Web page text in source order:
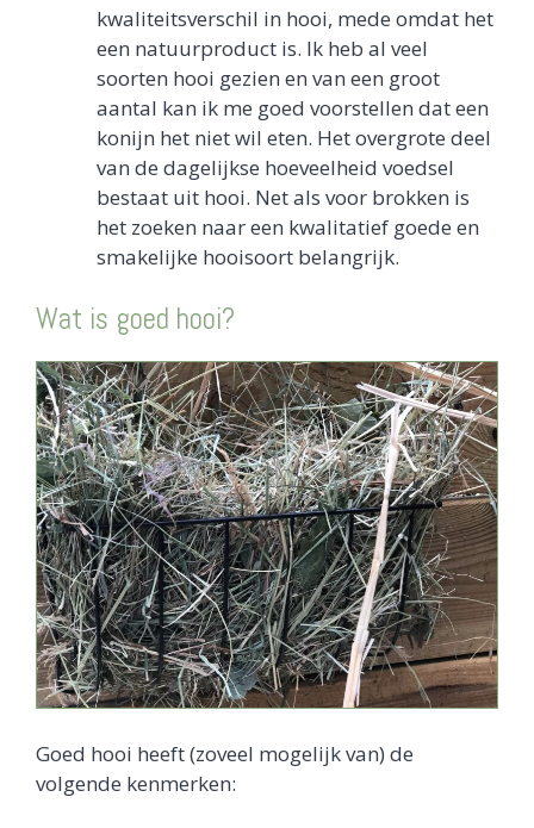
kwaliteitsverschil in hooi, mede omdat het
een natuurproduct is. Ik heb al veel
soorten hooi gezien en van een groot
aantal kan ik me goed voorstellen dat een
konijn het niet wil eten. Het overgrote deel
van de dagelijkse hoeveelheid voedsel
bestaat uit hooi. Net als voor brokken is
het zoeken naar een kwalitatief goede en
smakelijke hooisoort belangrijk.
Wat is goed hooi?
Goed hooi heeft (zoveel mogelijk van) de
volgende kenmerken: